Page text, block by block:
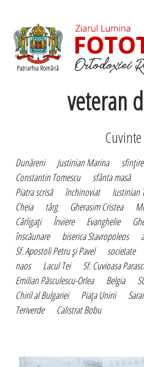
veteran
Dunăreni Justinian Marina
Constantin Tomescu
sfânta masă
Piatra scrisă
închinoviat Iustinian
Cheia
târg Gherasim Cristea
Cârligaţi
Înviere Evanghelie
înscăunare
biserica Stavropoleos
Sf. Apostoli Petru şi Pavel
societate
naos
Lacul Tei Sf. Cuvioasa
Emilian Păsculescu-Orlea
Belgia
Chiril al Bulgariei
Piaţa Unirii
Teriverde
Calistrat Bobu